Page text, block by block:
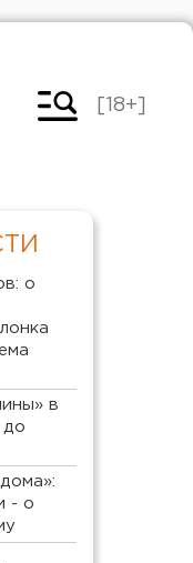
[18+]
о
в
до
- о